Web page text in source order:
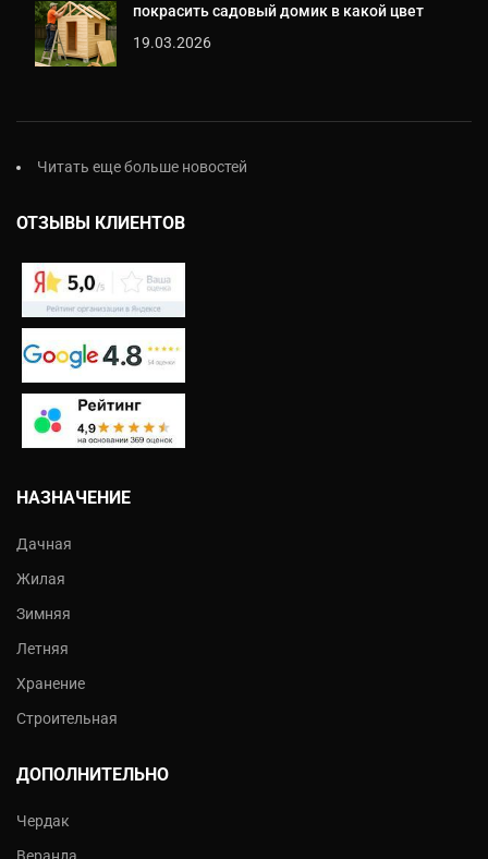
покрасить садовый домик в какой цвет
19.03.2026
Читать еще больше новостей
ОТЗЫВЫ КЛИЕНТОВ
НАЗНАЧЕНИЕ
Дачная
Жилая
Зимняя
Летняя
Хранение
Строительная
ДОПОЛНИТЕЛЬНО
Чердак